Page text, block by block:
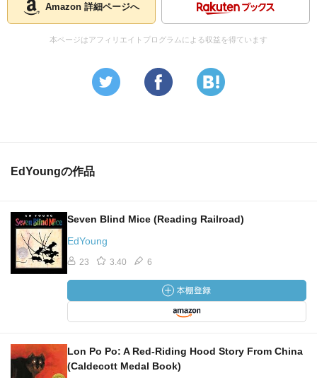
Amazon 詳細ページへ
本ページはアフィリエイトプログラムによる収益を得ています
EdYoungの作品
Seven Blind Mice (Reading Railroad)
EdYoung
23 3.40 6
Lon Po Po: A Red-Riding Hood Story From China
(Caldecott Medal Book)